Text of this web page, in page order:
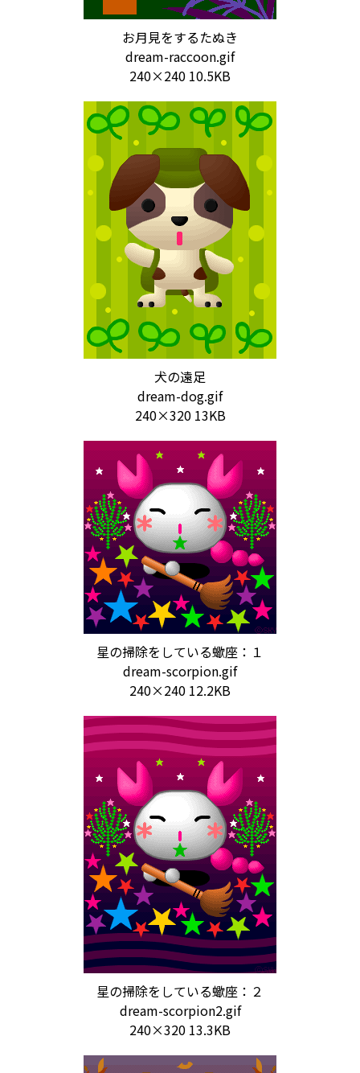
お月見をするたぬき
dream-raccoon.gif
240×240 10.5KB
犬の遠足
dream-dog.gif
240×320 13KB
星の掃除をしている蠍座：１
dream-scorpion.gif
240×240 12.2KB
星の掃除をしている蠍座：２
dream-scorpion2.gif
240×320 13.3KB